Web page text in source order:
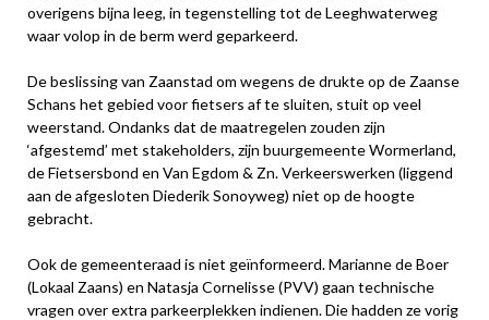
overigens bijna leeg, in tegenstelling tot de Leeghwaterweg
waar volop in de berm werd geparkeerd.
De beslissing van Zaanstad om wegens de drukte op de Zaanse
Schans het gebied voor fietsers af te sluiten, stuit op veel
weerstand. Ondanks dat de maatregelen zouden zijn
‘afgestemd’ met stakeholders, zijn buurgemeente Wormerland,
de Fietsersbond en Van Egdom & Zn. Verkeerswerken (liggend
aan de afgesloten Diederik Sonoyweg) niet op de hoogte
gebracht.
Ook de gemeenteraad is niet geïnformeerd. Marianne de Boer
(Lokaal Zaans) en Natasja Cornelisse (PVV) gaan technische
vragen over extra parkeerplekken indienen. Die hadden ze vorig